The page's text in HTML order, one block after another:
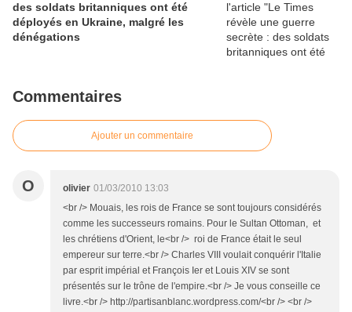
des soldats britanniques ont été
déployés en Ukraine, malgré les
dénégations
Commentaires
Ajouter un commentaire
O olivier 01/03/2010 13:03
<br /> Mouais, les rois de France se sont toujours considérés
comme les successeurs romains. Pour le Sultan Ottoman, et
les chrétiens d'Orient, le<br /> roi de France était le seul
empereur sur terre.<br /> Charles VIII voulait conquérir l'Italie
par esprit impérial et François Ier et Louis XIV se sont
présentés sur le trône de l'empire.<br /> Je vous conseille ce
livre.<br /> http://partisanblanc.wordpress.com/<br /> <br />